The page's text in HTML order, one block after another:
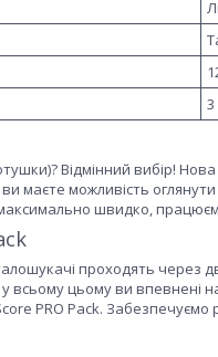
Відмінний вибір!
маєте можливість
швидко, працюємо
проходять через
всьому цьому ви впевнені
PRO Pack. Забезпечуємо